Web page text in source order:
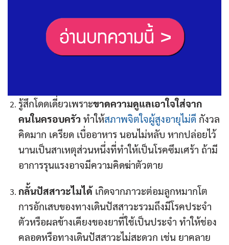
รู้สึกโดดเดี่ยวเพราะขาดความดูแลเอาใจใส่จาก
คนในครอบครัว ทำให้สภาพจิตใจผู้สูงอายุไม่ดี กังวล
คิดมาก เครียด เบื่ออาหาร นอนไม่หลับ หากปล่อยไว้
นานเป็นสาเหตุส่วนหนึ่งที่ทำให้เป็นโรคซึมเศร้า ถ้ามี
อาการรุนแรงอาจมีความคิดฆ่าตัวตาย
กลั้นปัสสาวะไมได้เกิดจากภาวะต่อมลูกหมากโต
การอักเสบของทางเดินปัสสาวะรวมถึงมีโรคประจำ
ตัวหรือผลข้างเคียงของยาที่ใช้เป็นประจำ ทำให้ช่อง
คลอดหรือทางเดินปัสสาวะไม่สะดวก เช่น ยาคลาย